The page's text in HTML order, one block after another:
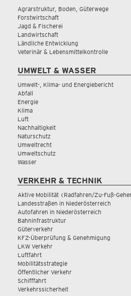
Agrarstruktur, Boden, Güterwege
Forstwirtschaft
Jagd & Fischerei
Landwirtschaft
Ländliche Entwicklung
Veterinär & Lebensmittelkontrolle
UMWELT & WASSER
Umwelt-, Klima- und Energiebericht
Abfall
Energie
Klima
Luft
Nachhaltigkeit
Naturschutz
Umweltrecht
Umweltschutz
Wasser
VERKEHR & TECHNIK
Aktive Mobilität (Radfahren/Zu-Fuß-
Landesstraßen in Niederösterreich
Autofahren in Niederösterreich
Bahninfrastruktur
Güterverkehr
KFZ-Überprüfung & Genehmigung
LKW Verkehr
Luftfahrt
Mobilitätsstrategie
Öffentlicher Verkehr
Schifffahrt
Verkehrssicherheit